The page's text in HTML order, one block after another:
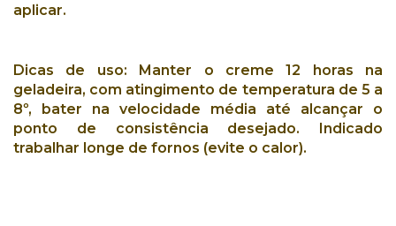
aplicar.
Dicas de uso: Manter o creme12 horas na
geladeira, com atingimento de temperatura de 5 a
8º, bater na velocidade média até alcançar o
ponto de consistência desejado. Indicado
trabalhar longe de fornos (evite o calor).